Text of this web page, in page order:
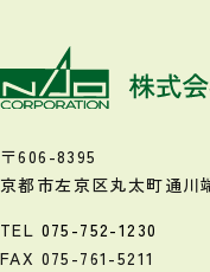
〒606-8395
京都市左京区丸太町通川
TEL 075-752-1230
FAX 075-761-5211